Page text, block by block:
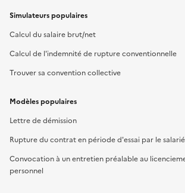
Simulateurs populaires
Calcul du salaire brut/net
Calcul de l'indemnité de rupture conventionnelle
Trouver sa convention collective
Modèles populaires
Lettre de démission
Rupture du contrat en période d'essai par le salarié
Convocation à un entretien préalable au
personnel